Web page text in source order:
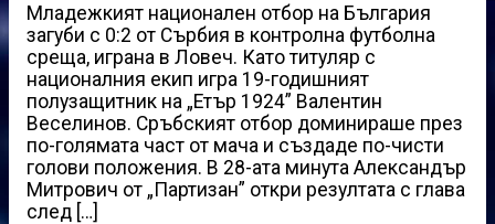
Младежкият национален отбор на България
загуби с 0:2 от Сърбия в контролна футболна
среща, играна в Ловеч. Като титуляр с
националния екип игра 19-годишният
полузащитник на „Етър 1924” Валентин
Веселинов. Сръбският отбор доминираше през
по-голямата част от мача и създаде по-чисти
голови положения. В 28-ата минута Александър
Митрович от „Партизан” откри резултата с глава
след […]